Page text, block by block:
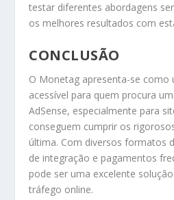
testar diferentes abordagens
os melhores resultados com
CONCLUSÃO
O Monetag apresenta-se como
acessível para quem procura
AdSense, especialmente para
conseguem cumprir os
última. Com diversos formatos
de integração e pagamentos
pode ser uma excelente
tráfego online.